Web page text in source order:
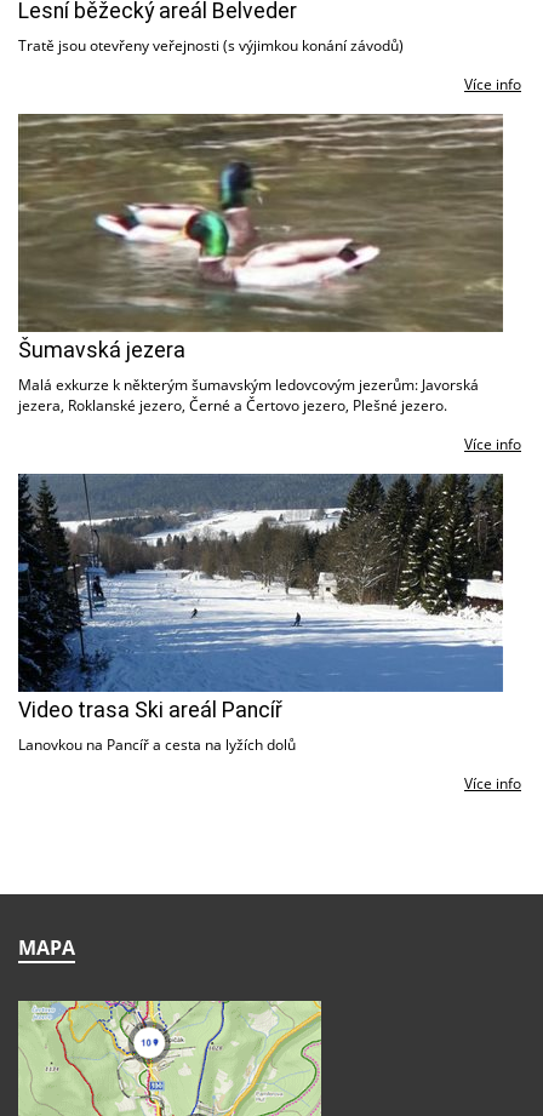
Lesní běžecký areál Belveder
Tratě jsou otevřeny veřejnosti (s výjimkou konání závodů)
Více info
Šumavská jezera
Malá exkurze k některým šumavským ledovcovým jezerům: Javorská
jezera, Roklanské jezero, Černé a Čertovo jezero, Plešné jezero.
Více info
Video trasa Ski areál Pancíř
Lanovkou na Pancíř a cesta na lyžích dolů
Více info
MAPA